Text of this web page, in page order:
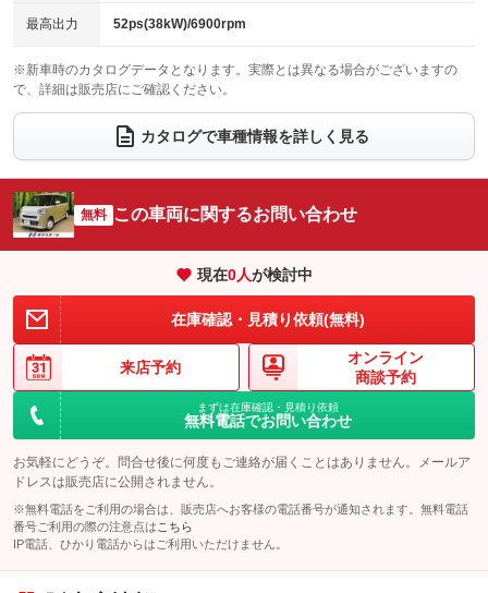
チップアップシート
：装備なし
：装備なし ：装備あり
ウォークスルー
：装備なし
電動リアゲート フロントカメラ
：装備なし
：装備なし ：装備なし
サイドカメラ
：装備なし ルーフレール
：装備なし
：装備なし
：装備なし
最高出力 52ps(38kW)/6900rpm
※新車時のカタログデータとなります。実際とは異なる場合がございますの
で、詳細は販売店にご確認ください。
カタログで車種情報を詳しく見る
無料 この車両に関するお問い合わせ
現在0人が検討中
在庫確認・見積り依頼(無料)
来店予約
オンライン
商談予約
まずは在庫確認・見積り依頼
無料電話でお問い合わせ
お気軽にどうぞ。問合せ後に何度もご連絡が届くことはありません。メールア
ドレスは販売店に公開されません。
※無料電話をご利用の場合は、販売店へお客様の電話番号が通知されます。無料電話
番号ご利用の際の注意点は こちら
IP電話、ひかり電話からはご利用いただけません。